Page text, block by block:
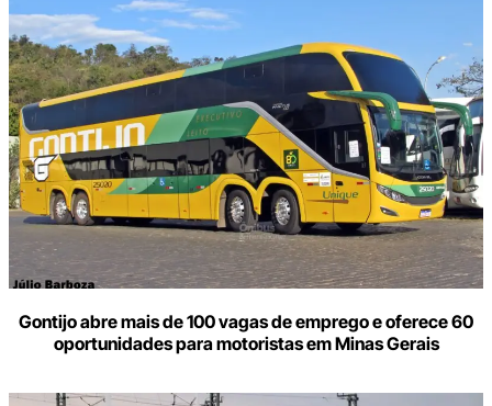
Gontijo abre mais de 100 vagas de emprego e oferece 60
oportunidades para motoristas em Minas Gerais